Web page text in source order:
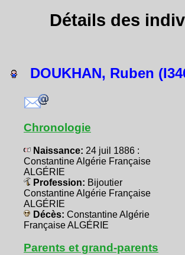
Détails des
DOUKHAN, Ruben
Chronologie
Naissance: 24 juil 1886 :
Constantine Algérie Française
ALGÉRIE
Profession: Bijoutier
Constantine Algérie Française
ALGÉRIE
Décès: Constantine Algérie
Française ALGÉRIE
Parents et grand-parents